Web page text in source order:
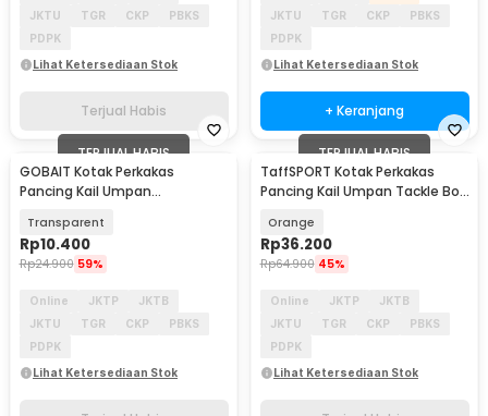
JKTU
TGR CKP
PBKS
PDPK
Lihat Ketersediaan Stok
Terjual Habis
JKTU
TGR CKP
PBKS
PDPK
Lihat Ketersediaan Stok
+ Keranjang
TERJUAL HABIS
GOBAIT Kotak Perkakas
Pancing Kail Umpan
L-026
Transparent
Rp10.400
Rp24.900 59%
Online JKTP
JKTB
JKTU
TGR CKP
PBKS
PDPK
Lihat Ketersediaan Stok
TERJUAL HABIS
TaffSPORT Kotak Perkakas
Pancing Kail Umpan Tackle Box
Orange
Rp36.200
Rp64.900 45%
Online JKTP
JKTB
JKTU
TGR CKP
PBKS
PDPK
Lihat Ketersediaan Stok